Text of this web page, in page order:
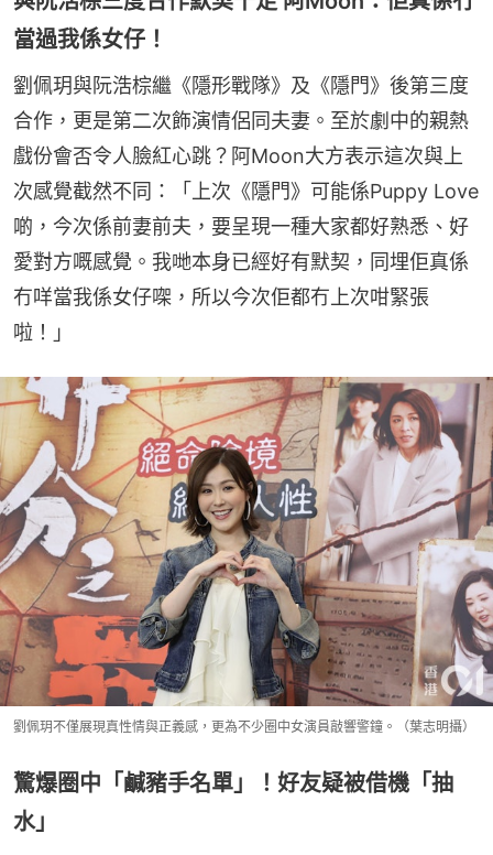
當過我係女仔！
劉佩玥與阮浩棕繼《隱形戰隊》及《隱門》後第三度
合作，更是第二次飾演情侶同夫妻。至於劇中的親熱
戲份會否令人臉紅心跳？阿Moon大方表示這次與上
次感覺截然不同：「上次《隱門》可能係Puppy Love
啲，今次係前妻前夫，要呈現一種大家都好熟悉、好
愛對方嘅感覺。我哋本身已經好有默契，同埋佢真係
冇咩當我係女仔㗎，所以今次佢都冇上次咁緊張
啦！」
劉佩玥不僅展現真性情與正義感，更為不少圈中女演員敲響警鐘。（葉志明攝）
驚爆圈中「鹹豬手名單」！好友疑被借機「抽
水」